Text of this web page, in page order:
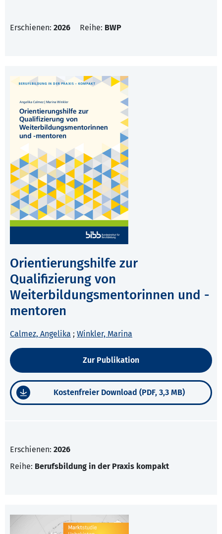
Erschienen: 2026 Reihe: BWP
Orientierungshilfe zur
Qualifizierung von
Weiterbildungsmentorinnen und -
mentoren
Calmez, Angelika ; Winkler, Marina
Zur Publikation
Kostenfreier Download (PDF, 3,3 MB)
Erschienen: 2026
Reihe: Berufsbildung in der Praxis kompakt